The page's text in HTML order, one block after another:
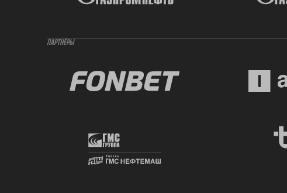
ПАРТНЁРЫ